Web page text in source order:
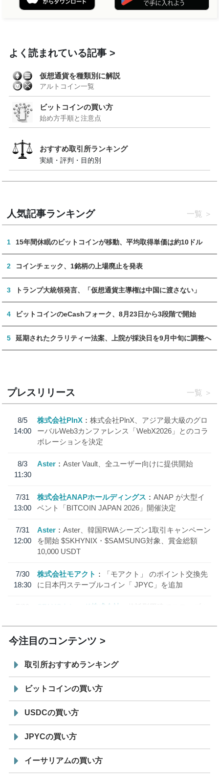
よく読まれている記事
仮想通貨を種類別に解説
アルトコイン一覧
ビットコインの買い方
始め方手順と注意点
おすすめ取引所ランキング
実績・評判・目的別
人気記事ランキング 一覧
1 15年間休眠のビットコインが移動、平均取得単価は約10ドル
2 コインチェック、1銘柄の上場廃止を発表
3 トランプ大統領発言、「仮想通貨主導権は中国に渡さない」
4 ビットコインのeCashフォーク、8月23日から3段階で開始
5 延期されたクラリティー法案、上院が採決日を9月中旬に調整へ
プレスリリース 一覧
8/5
14:00
株式会社PlnX
株式会社PlnX、アジア最大級のグロ
ーバルWeb3カンファレンス「WebX2026」とのコラ
ボレーションを決定
8/3
11:30
Aster Aster Vault、全ユーザー向けに提供開始
7/31
13:00
株式会社ANAPホールディングス
ANAP が大型イ
ベント「BITCOIN JAPAN 2026」開催決定
7/31
12:00
Aster
Aster、韓国RWAシーズン1取引キャンペーン
を開始 $SKHYNIX・$SAMSUNG対象、賞金総額
10,000 USDT
7/30
18:30
株式会社モアクト
「モアクト」 のポイント交換先
に日本円ステーブルコイン「 JPYC」を追加
7/29
SBI VCトレード株式会社
信託型円建てステーブル
今注目のコンテンツ
取引所おすすめランキング
ビットコインの買い方
USDCの買い方
JPYCの買い方
イーサリアムの買い方